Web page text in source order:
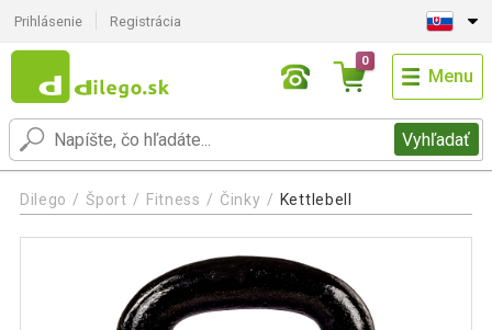
Prihlásenie Registrácia
Vyhľadať
0
Menu
Dilego Šport Fitness Činky Kettlebell